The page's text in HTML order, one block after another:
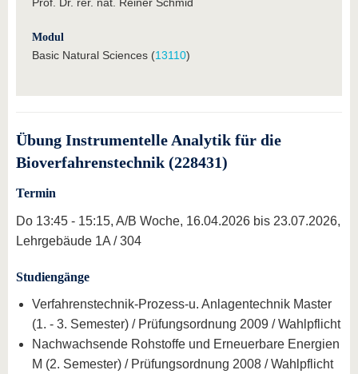
Modul
Basic Natural Sciences (13110)
Übung Instrumentelle Analytik für die
Bioverfahrenstechnik (228431)
Termin
Do 13:45 - 15:15, A/B Woche, 16.04.2026 bis 23.07.2026,
Lehrgebäude 1A / 304
Studiengänge
Verfahrenstechnik-Prozess-u. Anlagentechnik Master
(1. - 3. Semester) / Prüfungsordnung 2009 / Wahlpflicht
Nachwachsende Rohstoffe und Erneuerbare Energien
M (2. Semester) / Prüfungsordnung 2008 / Wahlpflicht